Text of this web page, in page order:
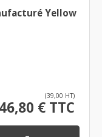
Yellow
(39,00 HT)
46,80 € TTC